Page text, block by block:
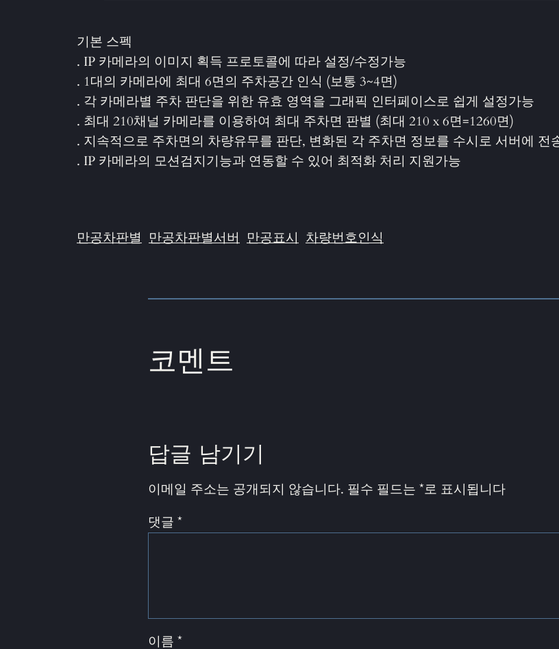
기본 스펙
. IP 카메라의 이미지 획득 프로토콜에 따라 설정/수정가능
. 1대의 카메라에 최대 6면의 주차공간 인식 (보통 3~4면)
. 각 카메라별 주차 판단을 위한 유효 영역을 그래픽 인터페이스로 쉽게 설정가능
. 최대 210채널 카메라를 이용하여 최대 주차면 판별 (최대 210 x 6면=1260면)
. 지속적으로 주차면의 차량유무를 판단, 변화된 각 주차면 정보를 수시로 서버에 전
. IP 카메라의 모션검지기능과 연동할 수 있어 최적화 처리 지원가능
만공차판별 만공차판별서버 만공표시 차량번호인식
코멘트
답글 남기기
이메일 주소는 공개되지 않습니다. 필수 필드는 *로 표시됩니다
댓글 *
이름 *